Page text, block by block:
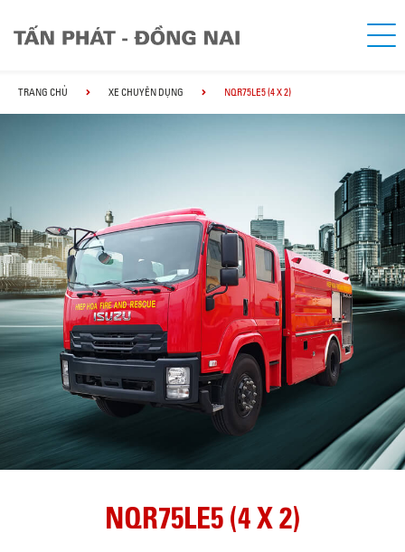
TRANG CHỦ XE CHUYÊN DỤNG NQR75LE5 (4 X 2)
NQR75LE5 (4 X 2)